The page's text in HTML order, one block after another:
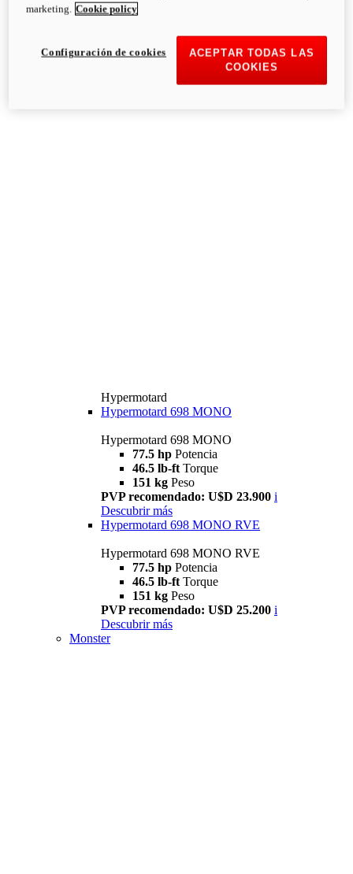
Hypermotard
Hypermotard 698 MONO
Hypermotard 698 MONO
77.5 hp Potencia
46.5 lb-ft Torque
151 kg Peso
PVP recomendado: U$D 23.900 i
Descubrir más
Hypermotard 698 MONO RVE
Hypermotard 698 MONO RVE
77.5 hp Potencia
46.5 lb-ft Torque
151 kg Peso
PVP recomendado: U$D 25.200 i
Descubrir más
Monster
marketing. Cookie policy
ACEPTAR TODAS LAS
COOKIES
Configuración de cookies